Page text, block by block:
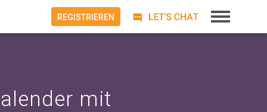
mit
REGISTRIEREN